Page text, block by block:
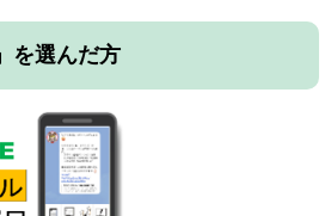
を選んだ方